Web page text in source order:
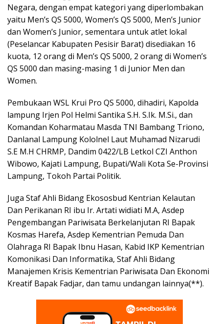
Negara, dengan empat kategori yang diperlombakan
yaitu Men’s QS 5000, Women’s QS 5000, Men’s Junior
dan Women’s Junior, sementara untuk atlet lokal
(Peselancar Kabupaten Pesisir Barat) disediakan 16
kuota, 12 orang di Men’s QS 5000, 2 orang di Women’s
QS 5000 dan masing-masing 1 di Junior Men dan
Women.
Pembukaan WSL Krui Pro QS 5000, dihadiri, Kapolda
lampung Irjen Pol Helmi Santika S.H. S.Ik. M.Si., dan
Komandan Koharmatau Masda TNI Bambang Triono,
Danlanal Lampung Kololnel Laut Muhamad Nizarudi
S.E M.H CHRMP, Dandim 0422/LB Letkol CZI Anthon
Wibowo, Kajati Lampung, Bupati/Wali Kota Se-Provinsi
Lampung, Tokoh Partai Politik.
Juga Staf Ahli Bidang Ekososbud Kentrian Kelautan
Dan Perikanan RI ibu Ir. Artati widiati M.A, Asdep
Pengembangan Pariwisata Berkelanjutan RI Bapak
Kosmas Harefa, Asdep Kementrian Pemuda Dan
Olahraga RI Bapak Ibnu Hasan, Kabid IKP Kementrian
Komonikasi Dan Informatika, Staf Ahli Bidang
Manajemen Krisis Kementrian Pariwisata Dan Ekonomi
Kreatif Bapak Fadjar, dan tamu undangan lainnya(**).